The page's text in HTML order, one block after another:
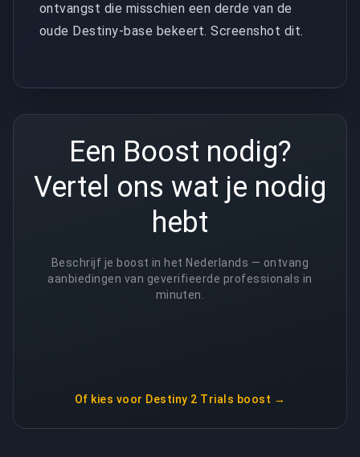
ontvangst die misschien een derde van de
oude Destiny-base bekeert. Screenshot dit.
Een Boost nodig?
Vertel ons wat je nodig
hebt
Beschrijf je boost in het Nederlands — ontvang
aanbiedingen van geverifieerde professionals in
minuten.
Of kies voor Destiny 2 Trials boost →